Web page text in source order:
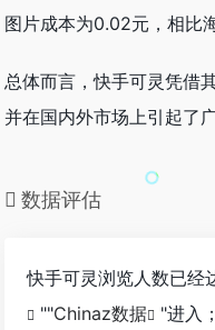
图片成本为0.02元，相比
总体而言，快手可灵凭借
并在国内外市场上引起了
数据评估
快手可灵浏览人数已经
""Chinaz数据
"进入